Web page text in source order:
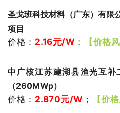
圣戈班科技材料（广东）有
项目
价格： 2.16元/W ； 【价格
中广核江苏建湖县渔光互
（260MWp）
价格： 2.870元/W ； 【价